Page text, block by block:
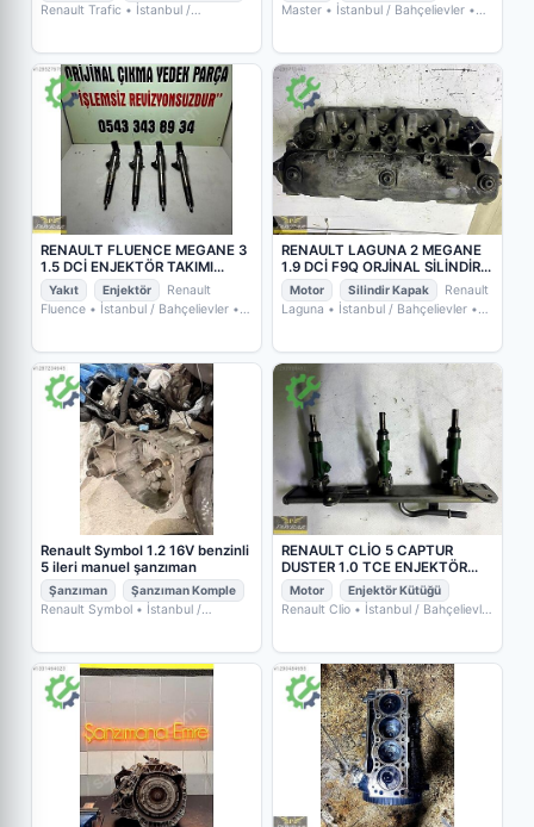
Renault Trafic • İstanbul /
Master • İstanbul / Bahçelievler •
RENAULT FLUENCE MEGANE 3
1.5 DCİ ENJEKTÖR TAKIMI
H82007704191
Yakıt Enjektör
Renault
Fluence • İstanbul / Bahçelievler •
RENAULT LAGUNA 2 MEGANE
1.9 DCİ F9Q ORJİNAL SİLİNDİR
KAPAĞI
Motor Silindir Kapak
Renault
Laguna • İstanbul / Bahçelievler •
Renault Symbol 1.2 16V benzinli
5 ileri manuel şanzıman
Şanzıman Şanzıman Komple
Renault Symbol • İstanbul /
RENAULT CLİO 5 CAPTUR
DUSTER 1.0 TCE ENJEKTÖR
KÜTÜĞÜ 175204021R
Motor Enjektör Kütüğü
Renault Clio • İstanbul / Bahçelievler